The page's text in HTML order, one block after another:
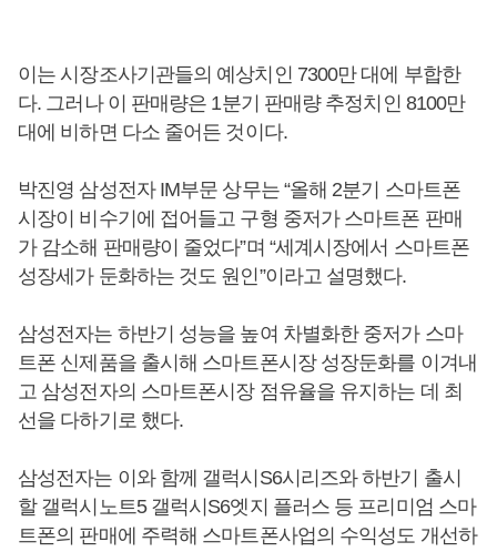
이는 시장조사기관들의 예상치인 7300만 대에 부합한
다. 그러나 이 판매량은 1분기 판매량 추정치인 8100만
대에 비하면 다소 줄어든 것이다.
박진영 삼성전자 IM부문 상무는 “올해 2분기 스마트폰
시장이 비수기에 접어들고 구형 중저가 스마트폰 판매
가 감소해 판매량이 줄었다”며 “세계시장에서 스마트폰
성장세가 둔화하는 것도 원인”이라고 설명했다.
삼성전자는 하반기 성능을 높여 차별화한 중저가 스마
트폰 신제품을 출시해 스마트폰시장 성장둔화를 이겨내
고 삼성전자의 스마트폰시장 점유율을 유지하는 데 최
선을 다하기로 했다.
삼성전자는 이와 함께 갤럭시S6시리즈와 하반기 출시
할 갤럭시노트5 갤럭시S6엣지 플러스 등 프리미엄 스마
트폰의 판매에 주력해 스마트폰사업의 수익성도 개선하